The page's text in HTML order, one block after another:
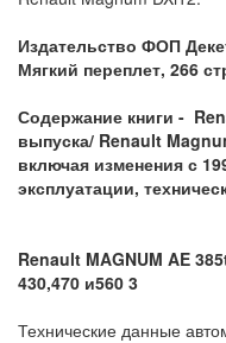
Издательство ФОП
Мягкий переплет, 266
Содержание книги -
выпуска/ Renault
включая изменения с
эксплуатации,
Renault MAGNUM AE
430,470 и560 3
Технические данные